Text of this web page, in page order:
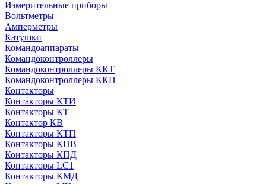
Измерительные приборы
Вольтметры
Амперметры
Катушки
Командоаппараты
Командоконтроллеры
Командоконтроллеры ККТ
Командоконтроллеры ККП
Контакторы
Контакторы КТИ
Контакторы КТ
Контактор КВ
Контакторы КТП
Контакторы КПВ
Контакторы КПД
Контакторы LC1
Контакторы КМД